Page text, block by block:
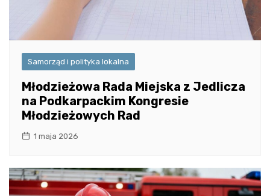
Samorząd i polityka lokalna
Młodzieżowa Rada Miejska z Jedlicza
na Podkarpackim Kongresie
Młodzieżowych Rad
1 maja 2026